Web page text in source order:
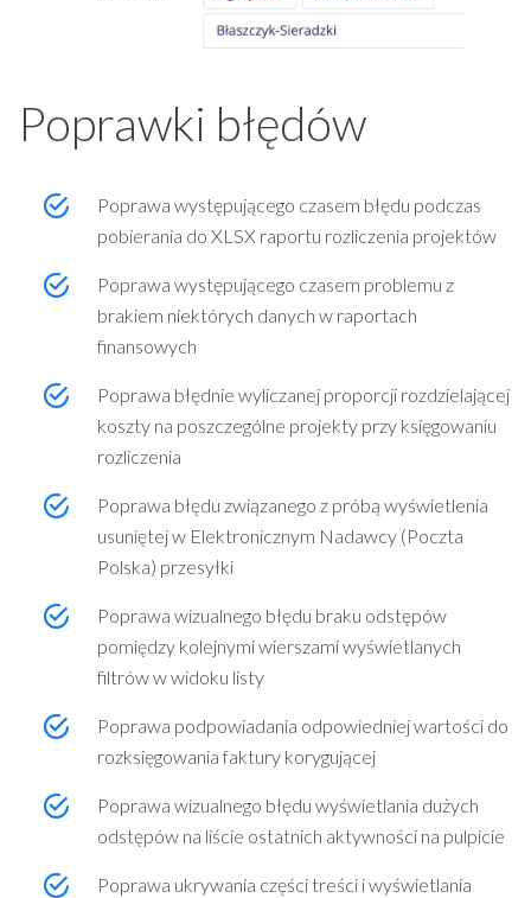
Poprawki błędów
Poprawa występującego czasem błędu podczas
pobierania do XLSX raportu rozliczenia projektów
Poprawa występującego czasem problemu z
brakiem niektórych danych w raportach
finansowych
Poprawa błędnie wyliczanej proporcji rozdzielającej
koszty na poszczególne projekty przy księgowaniu
rozliczenia
Poprawa błędu związanego z próbą wyświetlenia
usuniętej w Elektronicznym Nadawcy (Poczta
Polska) przesyłki
Poprawa wizualnego błędu braku odstępów
pomiędzy kolejnymi wierszami wyświetlanych
filtrów w widoku listy
Poprawa podpowiadania odpowiedniej wartości do
rozksięgowania faktury korygującej
Poprawa wizualnego błędu wyświetlania dużych
odstępów na liście ostatnich aktywności na pulpicie
Poprawa ukrywania części treści i wyświetlania